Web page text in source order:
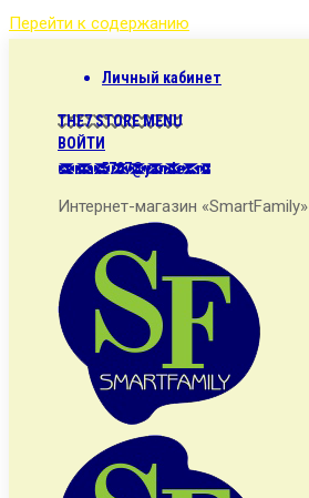
Перейти к содержанию
Личный кабинет
THE7 STORE MENU
ВОЙТИ
semax5707@yandex.ru
Интернет-магазин «SmartFamily»